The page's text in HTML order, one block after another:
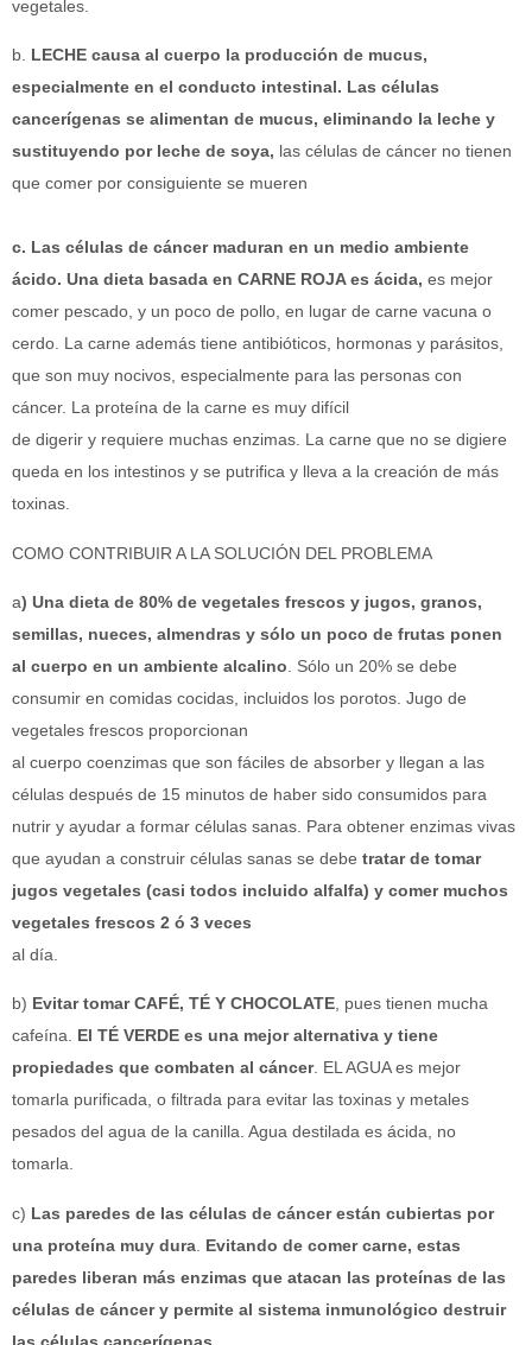
vegetales.
b. LECHE causa al cuerpo la producción de mucus,
especialmente en el conducto intestinal. Las células
cancerígenas se alimentan de mucus, eliminando la leche y
sustituyendo por leche de soya, las células de cáncer no tienen
que comer por consiguiente se mueren
c. Las células de cáncer maduran en un medio ambiente
ácido. Una dieta basada en CARNE ROJA es ácida, es mejor
comer pescado, y un poco de pollo, en lugar de carne vacuna o
cerdo. La carne además tiene antibióticos, hormonas y parásitos,
que son muy nocivos, especialmente para las personas con
cáncer. La proteína de la carne es muy difícil
de digerir y requiere muchas enzimas. La carne que no se digiere
queda en los intestinos y se putrifica y lleva a la creación de más
toxinas.
COMO CONTRIBUIR A LA SOLUCIÓN DEL PROBLEMA
a) Una dieta de 80% de vegetales frescos y jugos, granos,
semillas, nueces, almendras y sólo un poco de frutas ponen
al cuerpo en un ambiente alcalino . Sólo un 20% se debe
consumir en comidas cocidas, incluidos los porotos. Jugo de
vegetales frescos proporcionan
al cuerpo coenzimas que son fáciles de absorber y llegan a las
células después de 15 minutos de haber sido consumidos para
nutrir y ayudar a formar células sanas. Para obtener enzimas vivas
que ayudan a construir células sanas se debe tratar de tomar
jugos vegetales (casi todos incluido alfalfa) y comer muchos
vegetales frescos 2 ó 3 veces
al día.
b) Evitar tomar CAFÉ, TÉ Y CHOCOLATE, pues tienen mucha
cafeína. El TÉ VERDE es una mejor alternativa y tiene
propiedades que combaten al cáncer. EL AGUA es mejor
tomarla purificada, o filtrada para evitar las toxinas y metales
pesados del agua de la canilla. Agua destilada es ácida, no
tomarla.
c) Las paredes de las células de cáncer están cubiertas por
una proteína muy dura Evitando de comer carne, estas
paredes liberan más enzimas que atacan las proteínas de las
células de cáncer y permite al sistema inmunológico destruir